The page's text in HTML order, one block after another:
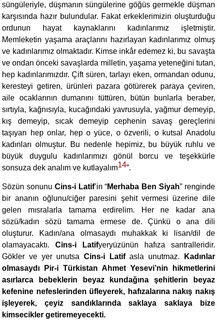
süngüleriyle, düşmanın süngülerine göğüs germekle düşman
karşısında hazır bulundular. Fakat erkeklerimizin oluşturduğu
ordunun hayat kaynaklarını kadınlarımız işletmiştir.
Memleketin yaşama araçlarını hazırlayan kadınlarımız olmuş
ve kadınlarımız olmaktadır. Kimse inkâr edemez ki, bu savaşta
ve ondan önceki savaşlarda milletin, yaşama yeteneğini tutan,
hep kadınlarımızdır. Çift süren, tarlayı eken, ormandan odunu,
keresteyi getiren, ürünleri pazara götürerek paraya çeviren,
aile ocaklarının dumanını tüttüren, bütün bunlarla beraber,
sırtıyla, kağnısıyla, kucağındaki yavrusuyla, yağmur demeyip,
kış demeyip, sıcak demeyip cephenin savaş gereçlerini
taşıyan hep onlar, hep o yüce, o özverili, o kutsal Anadolu
kadınları olmuştur. Bu nedenle hepimiz, bu büyük ruhlu ve
büyük duygulu kadınlarımızı gönül borcu ve teşekkürle
sonsuza dek analım ve kutlayalım14”.
Sözün sonunu Cins-i Latif’in “Merhaba Ben Siyah” renginde
bir ananın oğlunu/ciğer paresini şehit vermesi üzerine dile
gelen mısralarla tamama erdirelim. Her ne kadar ana
sözü/kadın sözü tamama ermese de. Çünkü o ana dili
oluşturur. Kadın/ana olmasaydı muhakkak ki lisan/dil de
olamayacaktı.Cins-i Latifyeryüzünün hafıza santralleridir.
Gökler ve yer unutsa Cins-i Latifasla unutmaz.
Kadınlar
olmasaydı Pir-i Türkistan Ahmet Yesevi’nin hikmetlerini
asırlarca bebeklerin beyaz kundağına şehitlerin beyaz
kefenine nefeslerinden üfleyerek, hafızalarına nakış nakış
işleyerek, çeyiz sandıklarında saklaya saklaya bize
kimsecikler getiremeyecekti.